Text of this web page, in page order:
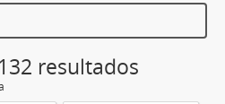
resultados